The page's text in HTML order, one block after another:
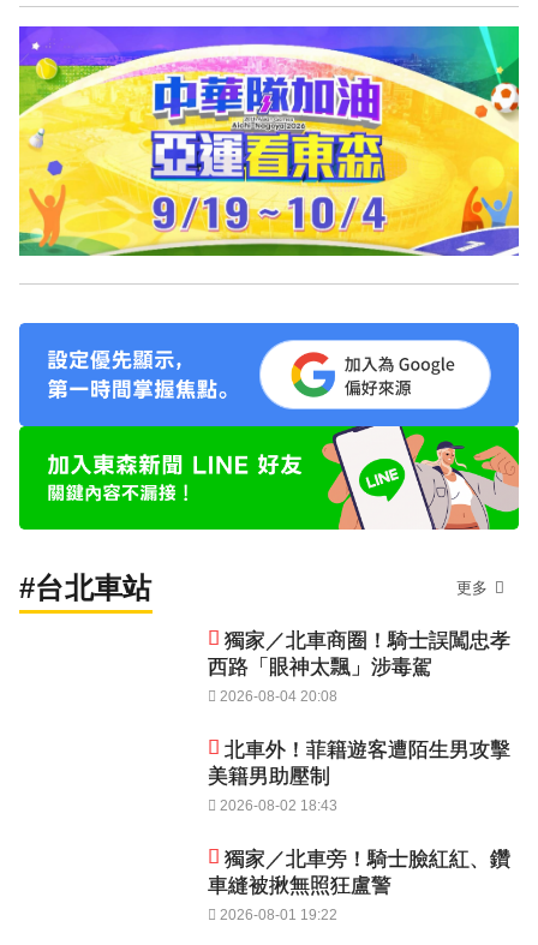
#台北車站 更多
獨家／北車商圈！騎士誤闖忠孝
西路「眼神太飄」涉毒駕
2026-08-04 20:08
北車外！菲籍遊客遭陌生男攻擊
美籍男助壓制
2026-08-02 18:43
獨家／北車旁！騎士臉紅紅、鑽
車縫被揪無照狂盧警
2026-08-01 19:22